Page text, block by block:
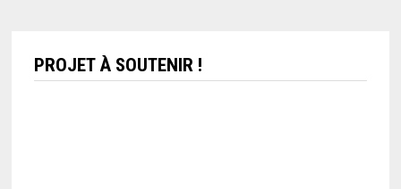
PROJET À SOUTENIR !